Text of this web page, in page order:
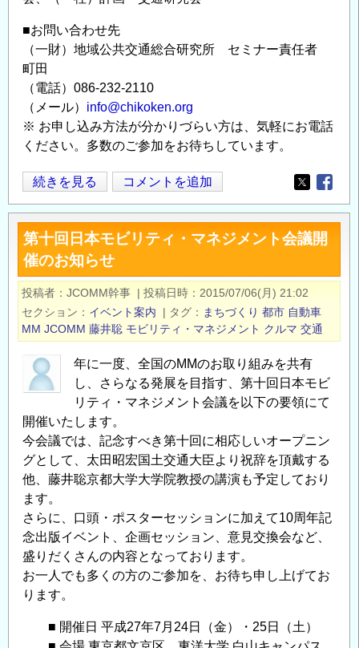
■お問い合わせ先
（一財）地域公共交通総合研究所 セミナー責任者
町田
（電話）086-232-2110
（メール） info@chikoken.org
※ お申し込み方法が分かりづらい方は、気軽にお電話
ください。多数のご参加をお待ちしています。
1/24(月）
15~18
時；
地
域
公
共
交
通
総
合
究
所
シ
リ
ー
ズ・
セ
ミ
ナ
ー
（第
続きを見る コメントを追加
Opens in
第十回日本モビリティ・マネジメント会議開
催のお知らせ
投稿者 JCOMM幹事 | 投稿日時
2015/07/06(月) 21:02
セクション
イベント案内 | タグ まちづくり 都市 自動車
MM JCOMM 藤井聡 モビリティ・マネジメント クルマ 交通
年に一度、全国のMMのお取り組みを共有
し、さらなる発展を目指す、第十回日本モビ
リティ・マネジメント会議を以下の要領にて
開催いたします。
今会議では、記念すべき第十回に相応しいオープニン
グとして、太田昭宏国土交通大臣より祝辞を頂戴する
他、藤井聡京都大学大学院教授の講演も予定しており
ます。
さらに、口頭・ポスターセッションに加えて10周年記
念出版イベント、企画セッション、意見交換会など、
盛りだくさんの内容となっております。
お一人でも多くの方のご参加を、お待ち申し上げてお
ります。
■ 開催日 平成27年7月24日（金）・25日（土）